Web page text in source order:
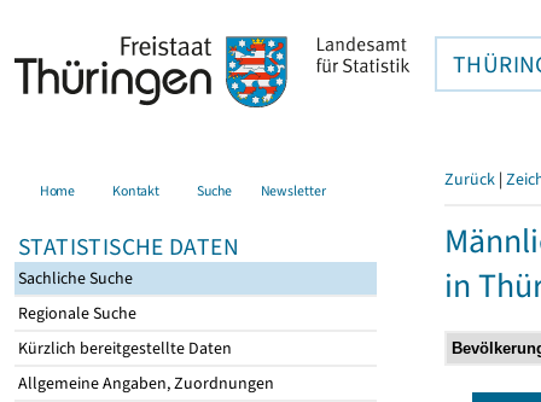
Home Kontakt Suche Newsletter
STATISTISCHE DATEN
Sachliche Suche
Regionale Suche
Kürzlich bereitgestellte Daten
Allgemeine Angaben, Zuordnungen
Zurück |
in